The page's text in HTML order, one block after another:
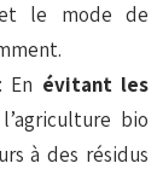
et le mode de
: En évitant les
bio
à des résidus